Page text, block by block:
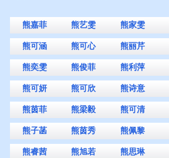
熊嘉菲 熊艺雯 熊家雯
熊可涵 熊可心 熊丽芹
熊奕雯 熊俊菲 熊利萍
熊可妍 熊可欣 熊诗意
熊茵菲 熊梁毅 熊可清
熊子菡 熊茵秀 熊佩黎
熊睿茜 熊旭若 熊思琳